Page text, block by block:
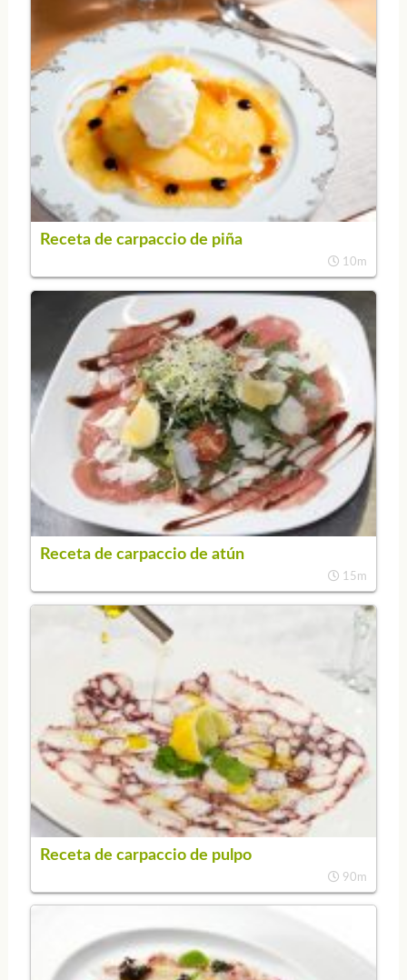
Receta de carpaccio de piña
10m
Receta de carpaccio de atún
15m
Receta de carpaccio de pulpo
90m